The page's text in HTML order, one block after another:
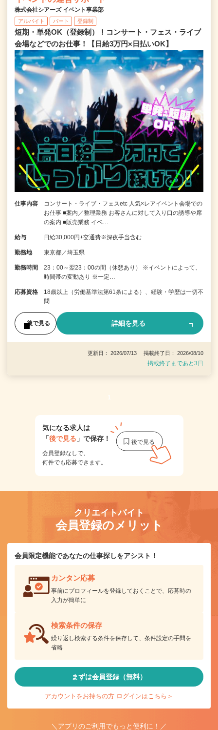
株式会社シアーズ イベント事業部
アルバイト パート 登録制
短期・単発OK（登録制）！コンサート・フェス・ライブ
会場などでのお仕事！【日給3万円×日払いOK】
仕事内容
コンサート・ライブ・フェスetc 人気×レアイベント会場での
お仕事 ■案内／整理業務 お客さんに対して入り口の誘導や席
の案内 ■販売業務 イベ…
給与 日給30,000円+交通費※深夜手当含む
勤務地 東京都／埼玉県
勤務時間
23：00～翌23：00の間（休憩あり） ※イベントによって、
時間帯の変動あり ※一定…
応募資格
18歳以上（労働基準法第61条による）、経験・学歴は一切不
問
後で見る 詳細を見る
更新日： 2026/07/13 掲載終了日： 2026/08/10
掲載終了まであと3日
1
気になる求人は
「後で見る 」で保存！
会員登録なしで、
何件でも応募できます。
クリエイトバイト
会員登録のメリット
会員限定機能であなたの仕事探しをアシスト！
カンタン応募
事前にプロフィールを登録しておくことで、応募時の
入力が簡単に
検索条件の保存
繰り返し検索する条件を保存して、条件設定の手間を
省略
まずは会員登録（無料）
アカウントをお持ちの方 ログインはこちら＞
＼アプリのご利用でもっと便利に！／